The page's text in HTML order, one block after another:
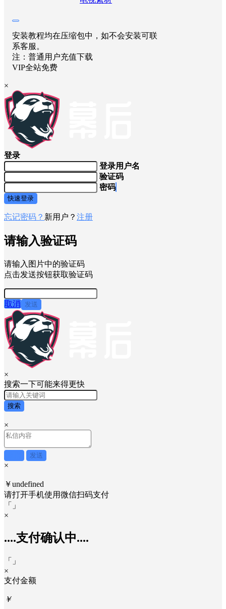
安装教程均在压缩包中，如不会安装可联
系客服。
注：普通用户充值下载
VIP全站免费
×
登录
登录用户名
验证码
密码
快速登录
忘记密码？ 新用户？ 注册
请输入验证码
请输入图片中的验证码
点击发送按钮获取验证码
取消 发送
×
搜索一下可能来得更快
搜索
×
发送
×
￥undefined
请打开手机使用微信扫码支付
「
」
×
....支付确认中....
「
」
×
支付金额
￥